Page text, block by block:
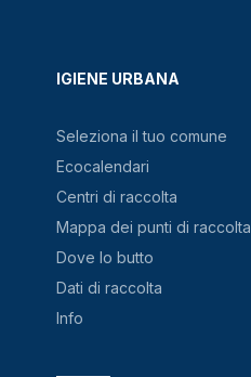
IGIENE URBANA
Seleziona il tuo comune
Ecocalendari
Centri di raccolta
Mappa dei punti di raccolta
Dove lo butto
Dati di raccolta
Info